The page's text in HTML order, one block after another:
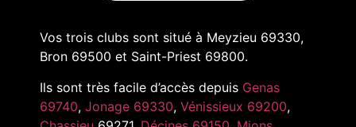
Vos trois clubs sont situé à Meyzieu 69330,
Bron 69500 et Saint-Priest 69800.
Ils sont très facile d’accès depuis Genas
69740, Jonage 69330, Vénissieux 69200,